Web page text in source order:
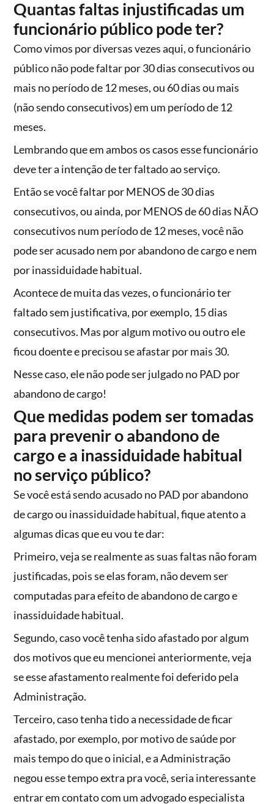
Quantas faltas injustificadas um
funcionário público pode ter?
Como vimos por diversas vezes aqui, o funcionário
público não pode faltar por 30 dias consecutivos ou
mais no período de 12 meses, ou 60 dias ou mais
(não sendo consecutivos) em um período de 12
meses.
Lembrando que em ambos os casos esse funcionário
deve ter a intenção de ter faltado ao serviço.
Então se você faltar por MENOS de 30 dias
consecutivos, ou ainda, por MENOS de 60 dias NÃO
consecutivos num período de 12 meses, você não
pode ser acusado nem por abandono de cargo e nem
por inassiduidade habitual.
Acontece de muita das vezes, o funcionário ter
faltado sem justificativa, por exemplo, 15 dias
consecutivos. Mas por algum motivo ou outro ele
ficou doente e precisou se afastar por mais 30.
Nesse caso, ele não pode ser julgado no PAD por
abandono de cargo!
Que medidas podem ser tomadas
para prevenir o abandono de
cargo e a inassiduidade habitual
no serviço público?
Se você está sendo acusado no PAD por abandono
de cargo ou inassiduidade habitual, fique atento a
algumas dicas que eu vou te dar:
Primeiro, veja se realmente as suas faltas não foram
justificadas, pois se elas foram, não devem ser
computadas para efeito de abandono de cargo e
inassiduidade habitual.
Segundo, caso você tenha sido afastado por algum
dos motivos que eu mencionei anteriormente, veja
se esse afastamento realmente foi deferido pela
Administração.
Terceiro, caso tenha tido a necessidade de ficar
afastado, por exemplo, por motivo de saúde por
mais tempo do que o inicial, e a Administração
negou esse tempo extra pra você, seria interessante
entrar em contato com um advogado especialista